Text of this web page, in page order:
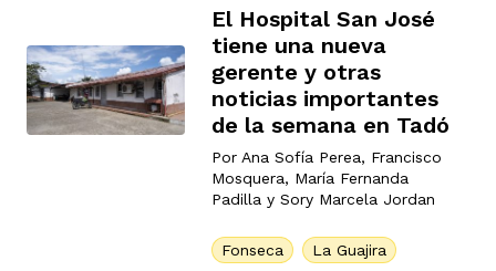
El Hospital San José
tiene una nueva
gerente y otras
noticias importantes
de la semana en Tadó
Por Ana Sofía Perea, Francisco
Mosquera, María Fernanda
Padilla y Sory Marcela Jordan
Fonseca La Guajira